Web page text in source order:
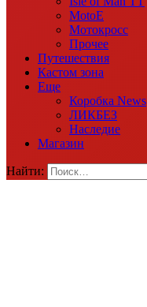
MotoE
Мотокросс
Прочее
Путешествия
Кастом зона
Еще
Коробка News
ЛИКБЕЗ
Наследие
Магазин
Найти: